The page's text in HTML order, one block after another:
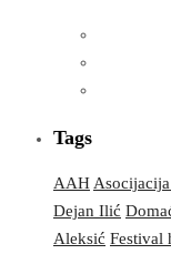
Tags
AAH
Dejan Ilić
Aleksić Festival